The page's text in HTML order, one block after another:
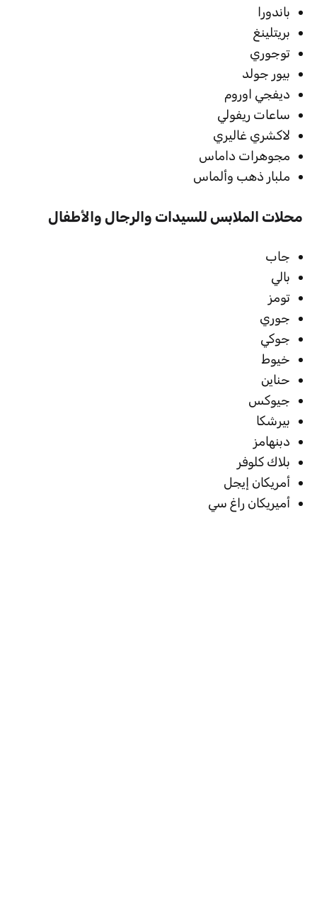
باندورا
بريتلينغ
توجوري
بيور جولد
ديفجي اوروم
ساعات ريفولي
لاكشري غاليري
مجوهرات داماس
ملبار ذهب وألماس
محلات الملابس للسيدات والرجال والأطفال
جاب
بالي
تومز
جوري
جوكي
خيوط
حناين
جيوكس
بيرشكا
دبنهامز
بلاك كلوفر
أمريكان إيجل
أميريكان راغ سي